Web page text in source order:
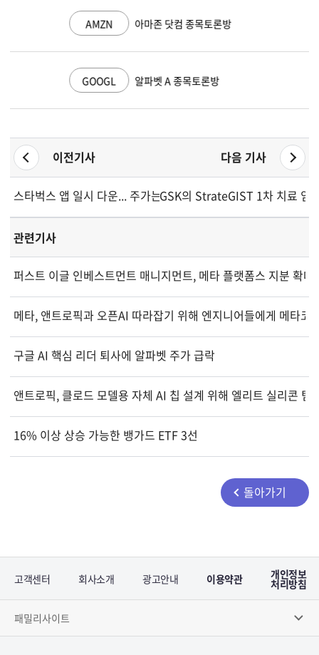
아마존 닷컴 종목토론방
알파벳 A 종목토론방
이전기사 다음 기사
스타벅스 앱 일시 다운... 주가는 상승세GSK의 StrateGIST 1차 치료 임
관련기사
퍼스트 이글 인베스트먼트 매니지먼트, 메타 플랫폼스 지분 확대
메타, 앤트로픽과 오픈AI 따라잡기 위해 엔지니어들에게 메타코
구글 AI 핵심 리더 퇴사에 알파벳 주가 급락
앤트로픽, 클로드 모델용 자체 AI 칩 설계 위해 엘리트 실리콘 팀
16% 이상 상승 가능한 뱅가드 ETF 3선
돌아가기
고객센터 회사소개 광고안내 이용약관 개인정보
처리방침
패밀리사이트